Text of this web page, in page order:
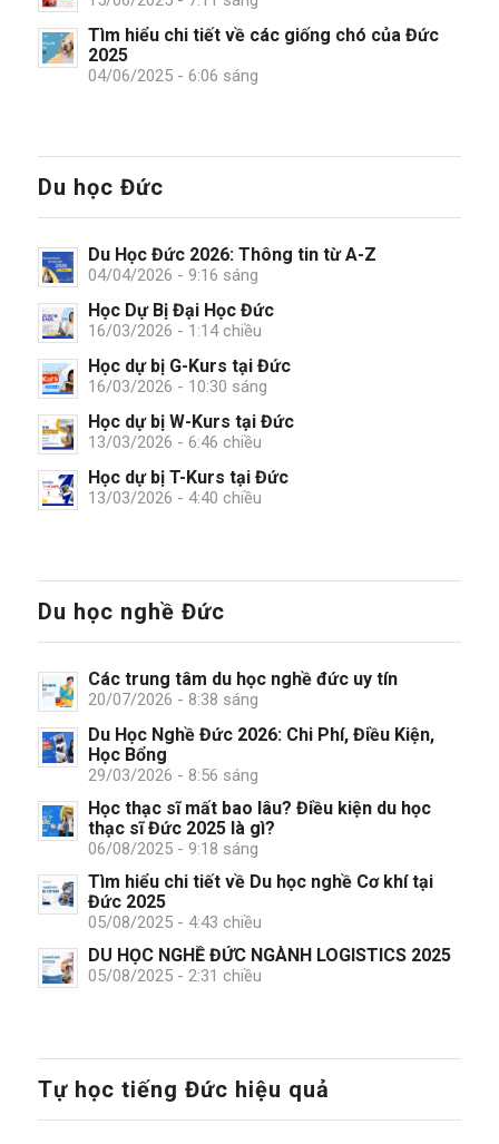
Tìm hiểu chi tiết về các giống chó của Đức
2025
04/06/2025 - 6:06 sáng
Du học Đức
Du Học Đức 2026: Thông tin từ A-Z
04/04/2026 - 9:16 sáng
Học Dự Bị Đại Học Đức
16/03/2026 - 1:14 chiều
Học dự bị G-Kurs tại Đức
16/03/2026 - 10:30 sáng
Học dự bị W-Kurs tại Đức
13/03/2026 - 6:46 chiều
Học dự bị T-Kurs tại Đức
13/03/2026 - 4:40 chiều
Du học nghề Đức
Các trung tâm du học nghề đức uy tín
20/07/2026 - 8:38 sáng
Du Học Nghề Đức 2026: Chi Phí, Điều Kiện,
Học Bổng
29/03/2026 - 8:56 sáng
Học thạc sĩ mất bao lâu? Điều kiện du học
thạc sĩ Đức 2025 là gì?
06/08/2025 - 9:18 sáng
Tìm hiểu chi tiết về Du học nghề Cơ khí tại
Đức 2025
05/08/2025 - 4:43 chiều
DU HỌC NGHỀ ĐỨC NGÀNH LOGISTICS 2025
05/08/2025 - 2:31 chiều
Tự học tiếng Đức hiệu quả